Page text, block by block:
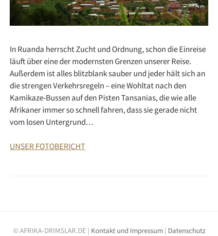
In Ruanda herrscht Zucht und Ordnung, schon die Einreise
läuft über eine der modernsten Grenzen unserer Reise.
Außerdem ist alles blitzblank sauber und jeder hält sich an
die strengen Verkehrsregeln – eine Wohltat nach den
Kamikaze-Bussen auf den Pisten Tansanias, die wie alle
Afrikaner immer so schnell fahren, dass sie gerade nicht
vom losen Untergrund…
UNSER FOTOBERICHT
© AFRIKA-DRIMSLAR.DE | Kontakt und Impressum| Datenschutz